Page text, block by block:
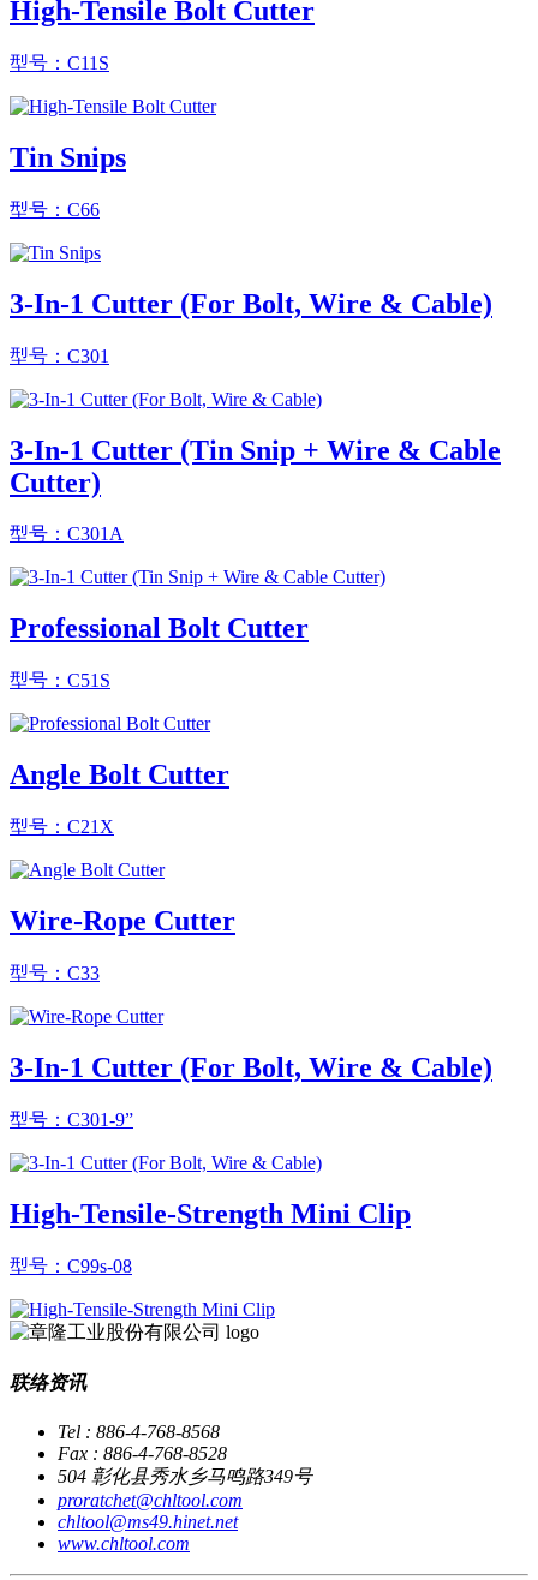
High-Tensile Bolt Cutter
型号：C11S
Tin Snips
型号：C66
3-In-1 Cutter (For Bolt, Wire & Cable)
型号：C301
3-In-1 Cutter (Tin Snip + Wire & Cable
Cutter)
型号：C301A
Professional Bolt Cutter
型号：C51S
Angle Bolt Cutter
型号：C21X
Wire-Rope Cutter
型号：C33
3-In-1 Cutter (For Bolt, Wire & Cable)
型号：C301-9”
High-Tensile-Strength Mini Clip
型号：C99s-08
联络资讯
Tel : 886-4-768-8568
Fax : 886-4-768-8528
504 彰化县秀水乡马鸣路349号
proratchet@chltool.com
chltool@ms49.hinet.net
www.chltool.com